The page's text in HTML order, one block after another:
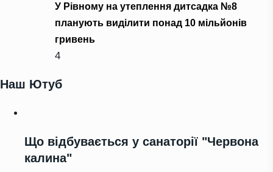
У Рівному на утеплення дитсадка №8
планують виділити понад 10 мільйонів
гривень
4
Наш Ютуб
Що відбувається у санаторії "Червона
калина"